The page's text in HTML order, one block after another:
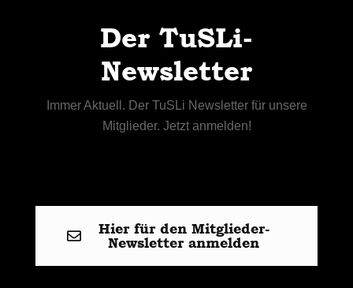
Der TuSLi-
Newsletter
Immer Aktuell. Der TuSLi Newsletter für unsere
Mitglieder. Jetzt anmelden!
Hier für den Mitglieder-
Newsletter anmelden